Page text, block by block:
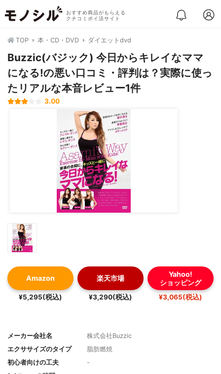
おすすめ商品がもらえる
クチコミポイ活サイト
TOP 本・CD・DVD ダイエットdvd
Buzzic(バジック) 今日からキレイなママ
になる!の悪い口コミ・評判は？実際に使っ
たリアルな本音レビュー1件
3.00
Amazon
¥5,295(税込)
楽天市場
¥3,290(税込)
Yahoo!
ショッピング
¥3,065(税込)
メーカー会社名
株式会社Buzzic
エクササイズのタイプ
脂肪燃焼
初心者向けの工夫
-